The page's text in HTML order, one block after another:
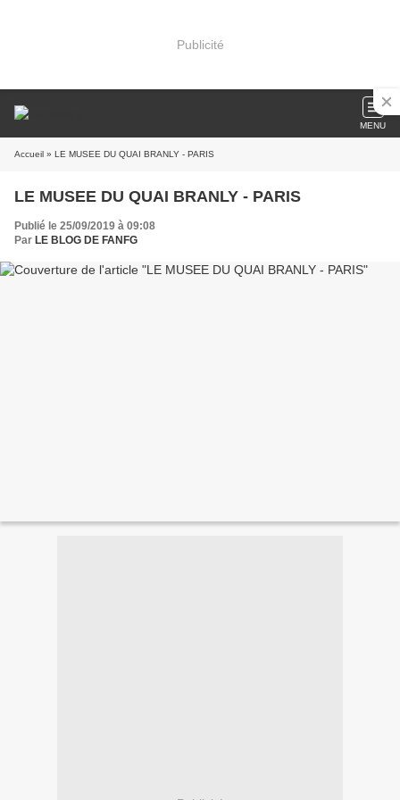
Publicité
MENU
Accueil » LE MUSEE DU QUAI BRANLY - PARIS
LE MUSEE DU QUAI BRANLY - PARIS
Publié le 25/09/2019 à 09:08
Par LE BLOG DE FANFG